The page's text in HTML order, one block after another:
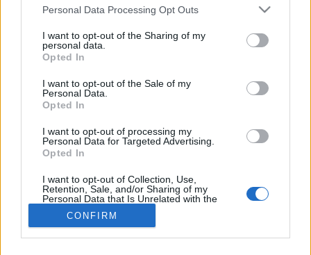
Please note that this website/app uses one or more Google
not limited to your visit or usage behaviour. You may click to
grant or deny consent to Google and its third-party tags to
use your data for below specified purposes in below Google
consent section.
Personal Data Processing Opt Outs
I want to opt-out of the Sharing of my
personal data.
Opted In
I want to opt-out of the Sale of my
Personal Data.
Opted In
I want to opt-out of processing my
Personal Data for Targeted Advertising.
Opted In
I want to opt-out of Collection, Use,
Retention, Sale, and/or Sharing of my
Personal Data that Is Unrelated with the
Purposes for which it was collected.
Opted Out
CONFIRM
Glikémiás index